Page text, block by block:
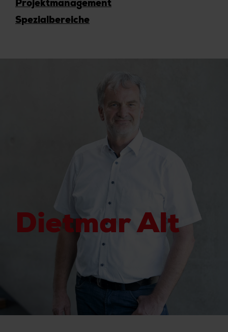
Projektmanagement
Spezialbereiche
Dietmar Alt